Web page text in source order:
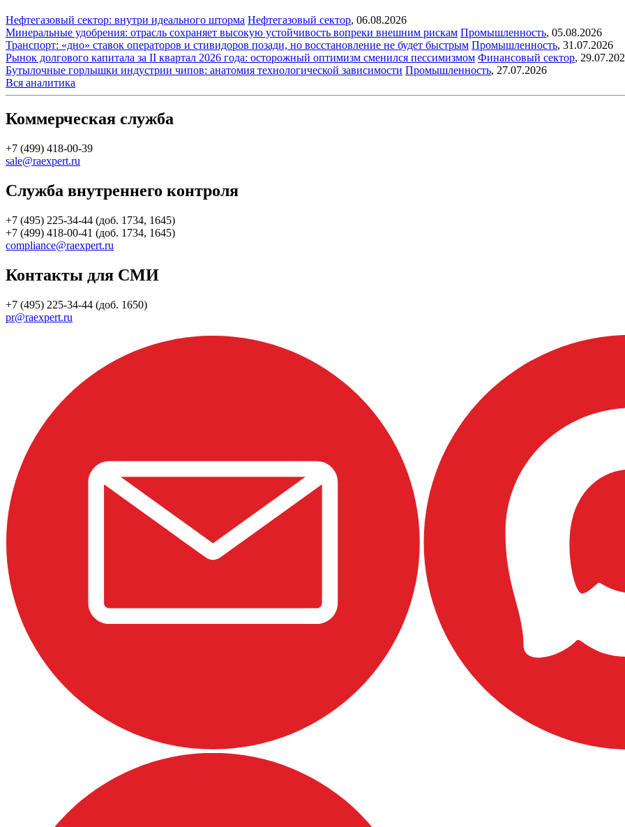
Нефтегазовый сектор: внутри идеального шторма Нефтегазовый сектор, 06.08.2026
Минеральные удобрения: отрасль сохраняет высокую устойчивость вопреки внешним рискам Промышленность, 05.08.2026
Транспорт: «дно» ставок операторов и стивидоров позади, но восстановление не будет быстрым Промышленность, 31.07.2026
Рынок долгового капитала за II квартал 2026 года: осторожный оптимизм сменился пессимизмом Финансовый сектор,
Бутылочные горлышки индустрии чипов: анатомия технологической зависимости Промышленность, 27.07.2026
Вся аналитика
Коммерческая служба
+7 (499) 418-00-39
sale@raexpert.ru
Служба внутреннего контроля
+7 (495) 225-34-44 (доб. 1734, 1645)
+7 (499) 418-00-41 (доб. 1734, 1645)
compliance@raexpert.ru
Контакты для СМИ
+7 (495) 225-34-44 (доб. 1650)
pr@raexpert.ru